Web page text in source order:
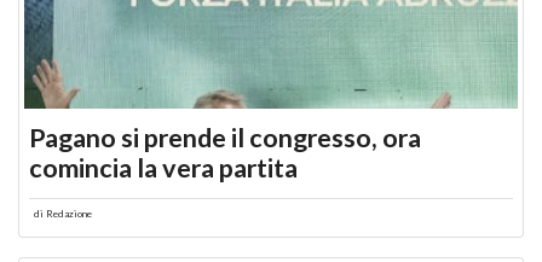
Pagano si prende il congresso, ora
comincia la vera partita
di Redazione